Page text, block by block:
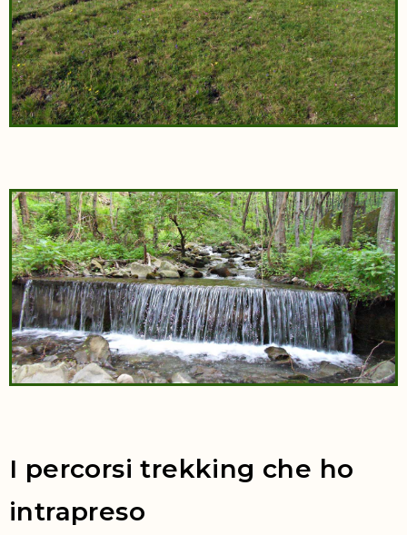
I percorsi trekking che ho
intrapreso